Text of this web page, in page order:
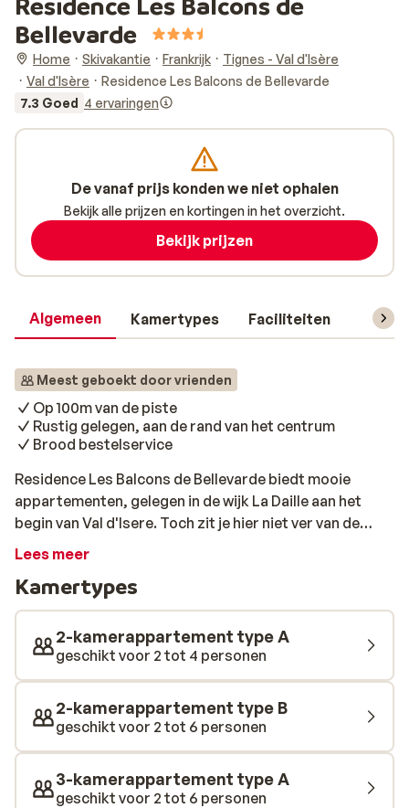
Bellevarde
Home Skivakantie Frankrijk
Tignes - Val d'Isère
Val d'Isère
Residence Les Balcons de Bellevarde
7.3 Goed 4 ervaringen
Algemeen Kamertypes Faciliteiten
Meest geboekt door vrienden
Op 100m van de piste
Rustig gelegen, aan de rand van het centrum
Brood bestelservice
Residence Les Balcons de Bellevarde biedt mooie
appartementen, gelegen in de wijk La Daille aan het
begin van Val d'Isere. Toch zit je hier niet ver van de
piste, deze vind je namelijk al op 100 meter van de
ruime appartementen zijn comfortabel en sfeervol
ingericht. Na een lange dag op de latten te hebben
gestaan, kun je het gezellige centrum van Val d'Isere
gaan verkennen. Hier vind je vele gezellige restaurants,
bars en diverse leuke winkels.
Lees meer
Kamertypes
2-kamerappartement type A
geschikt voor 2 tot 4 personen
2-kamerappartement type B
geschikt voor 2 tot 6 personen
3-kamerappartement type A
geschikt voor 2 tot 6 personen
De vanaf prijs konden we niet ophalen
Bekijk alle prijzen en kortingen in het overzicht.
Bekijk prijzen